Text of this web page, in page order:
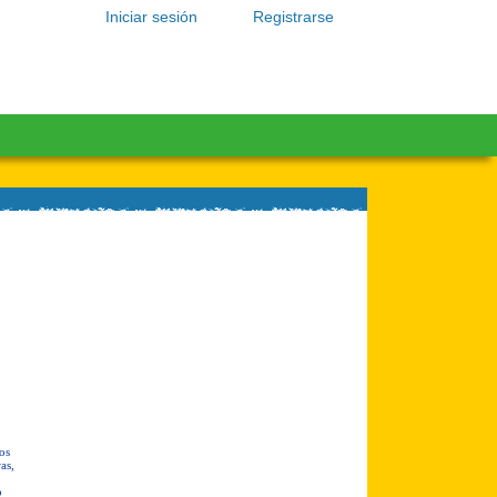
Registrarse
Iniciar sesión